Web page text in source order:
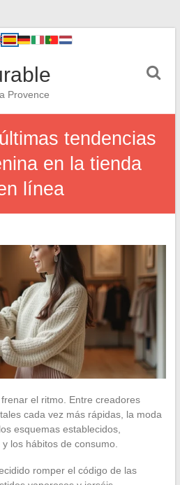
Provence
tendencias
en la tienda
línea
el ritmo. Entre creadores
cada vez más rápidas, la moda
esquemas establecidos,
los hábitos de consumo.
romper el código de las